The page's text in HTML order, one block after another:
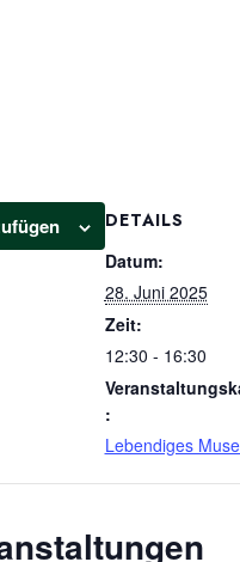
DETAILS
Datum:
28. Juni 2025
Zeit:
12:30 - 16:30
:
Lebendiges